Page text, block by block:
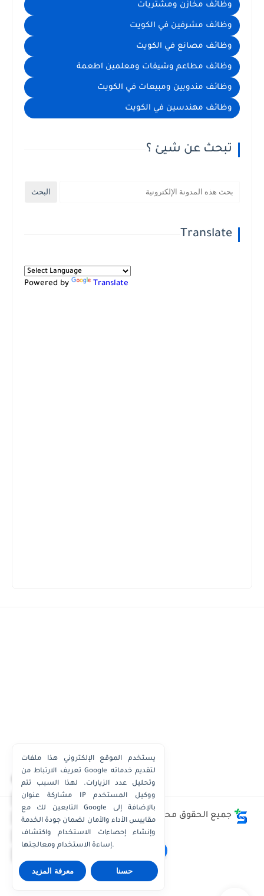
واتساب الكويت
واتساب قطر
واتساب عُمان
وظائف مخازن ومشتريات
وظائف مشرفين في الكويت
وظائف مصانع في الكويت
وظائف مطاعم وشيفات ومعلمين اطعمة
وظائف مندوبين ومبيعات في الكويت
وظائف مهندسين في الكويت
تبحث عن شيئ ؟
Translate
Powered by Translate
جميع الحقوق محفوظة ©
وظائف الكويت توداي - Kuwait
Jobs Today
يستخدم الموقع الإلكتروني هذا ملفات
تعريف الارتباط من Google لتقديم خدماته
وتحليل عدد الزيارات. لهذا السبب تتم
مشاركة عنوان IP ووكيل المستخدم
التابعين لك مع Google بالإضافة إلى
مقاييس الأداء والأمان لضمان جودة الخدمة
وإنشاء إحصاءات الاستخدام واكتشاف
إساءة الاستخدام ومعالجتها.
معرفة المزيد حسنا